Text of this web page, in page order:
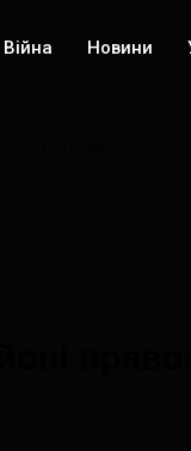
Війна Новини
затримали 50-